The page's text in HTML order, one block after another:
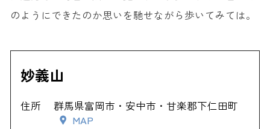
のようにできたのか思いを馳せながら歩いてみては。
妙義山
住所
群馬県富岡市・安中市・甘楽郡下仁田町
MAP